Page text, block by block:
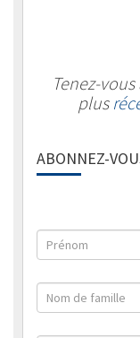
Tenez-
plus
ABONNEZ-